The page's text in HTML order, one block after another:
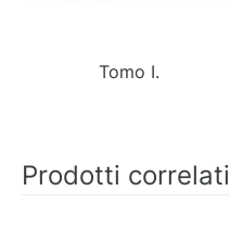
Tomo I.
Prodotti correlati